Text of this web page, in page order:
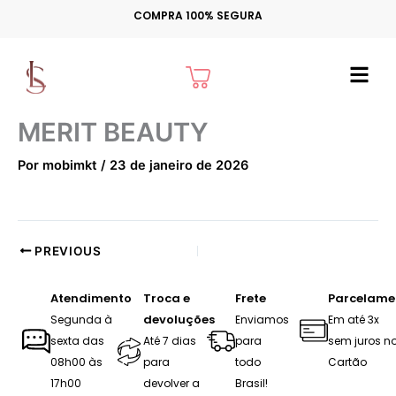
conteúdo
COMPRA 100% SEGURA
Cart
MERIT BEAUTY
Por mobimkt / 23 de janeiro de 2026
PREVIOUS
Atendimento
Segunda à
sexta das
08h00 às
17h00
Troca e
devoluções
Até 7 dias
para
devolver a
Frete
Enviamos
para
todo
Brasil!
Em até 3x
sem juros
Cartão